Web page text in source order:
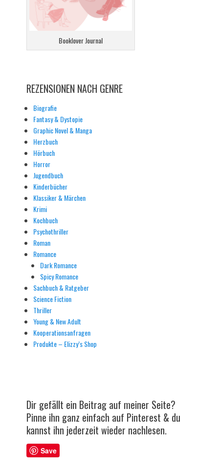
Booklover Journal
REZENSIONEN NACH GENRE
Biografie
Fantasy & Dystopie
Graphic Novel & Manga
Herzbuch
Hörbuch
Horror
Jugendbuch
Kinderbücher
Klassiker & Märchen
Krimi
Kochbuch
Psychothriller
Roman
Romance
Dark Romance
Spicy Romance
Sachbuch & Ratgeber
Science Fiction
Thriller
Young & New Adult
Kooperationsanfragen
Produkte – Elizzy’s Shop
Dir gefällt ein Beitrag auf meiner Seite?
Pinne ihn ganz einfach auf Pinterest & du
kannst ihn jederzeit wieder nachlesen.
Save